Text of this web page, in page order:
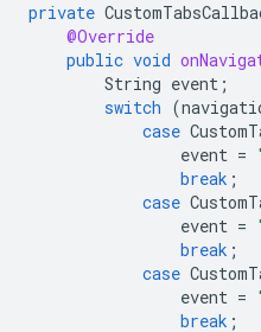
private
@Override
public void
String event ;
switch (
case
event =
break ;
case
event =
break ;
case
event =
break ;